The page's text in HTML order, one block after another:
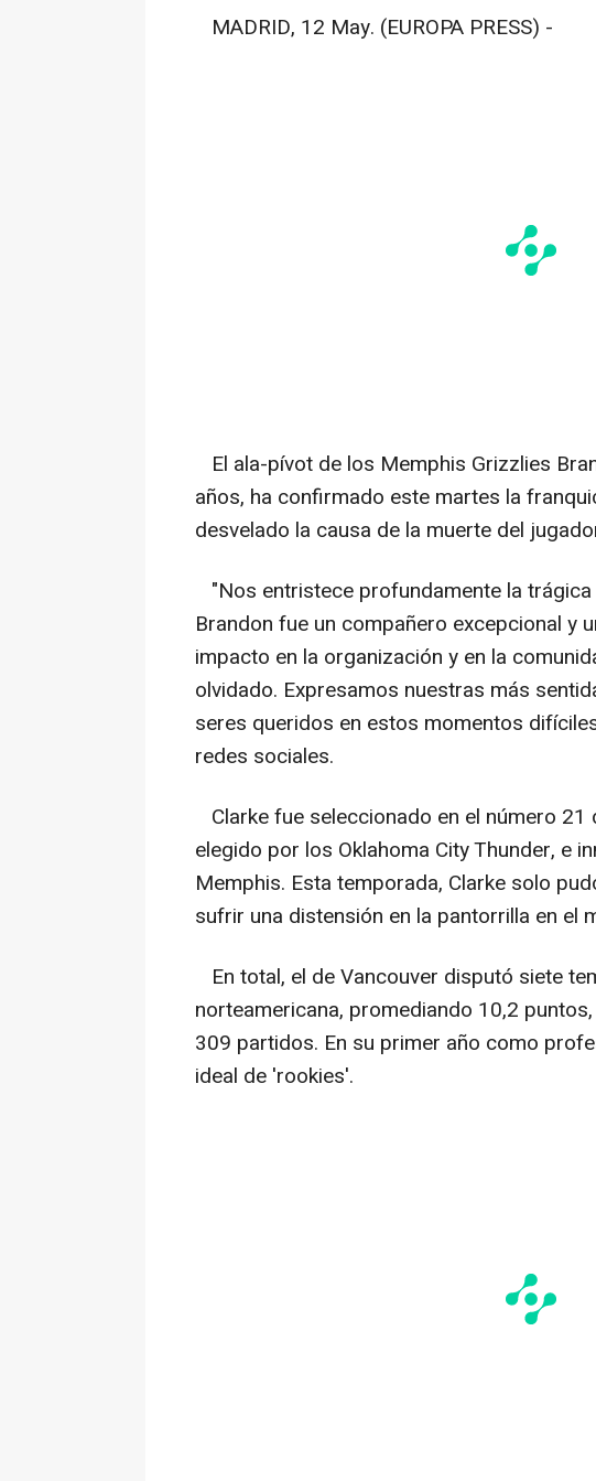
MADRID, 12 May. (EUROPA PRESS) -
El ala-pívot de los Memphis Grizzlies
años, ha confirmado este martes la
desvelado la causa de la muerte del
"Nos entristece profundamente la
Brandon fue un compañero excepcional y
impacto en la organización y en la
olvidado. Expresamos nuestras más
seres queridos en estos momentos
redes sociales.
Clarke fue seleccionado en el número
elegido por los Oklahoma City Thunder, e
Memphis. Esta temporada, Clarke solo
sufrir una distensión en la pantorrilla en el
En total, el de Vancouver disputó siete
norteamericana, promediando 10,2
309 partidos. En su primer año como
ideal de 'rookies'.